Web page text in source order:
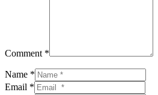
Comment *
Name *
Email *